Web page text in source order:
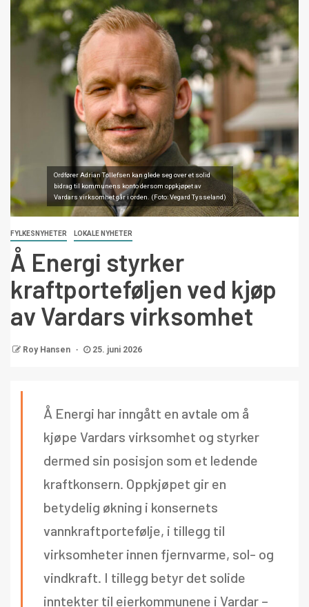
Ordfører Adrian Tollefsen kan glede seg over et solid
bidrag til kommunens konto dersom oppkjøpet av
Vardars virksomhet går i orden. (Foto: Vegard Tysseland)
FYLKESNYHETER LOKALE NYHETER
Å Energi styrker
kraftporteføljen ved kjøp
av Vardars virksomhet
Roy Hansen 25. juni 2026
Å Energi har inngått en avtale om å
kjøpe Vardars virksomhet og styrker
dermed sin posisjon som et ledende
kraftkonsern. Oppkjøpet gir en
betydelig økning i konsernets
vannkraftportefølje, i tillegg til
virksomheter innen fjernvarme, sol- og
vindkraft. I tillegg betyr det solide
inntekter til eierkommunene i Vardar –